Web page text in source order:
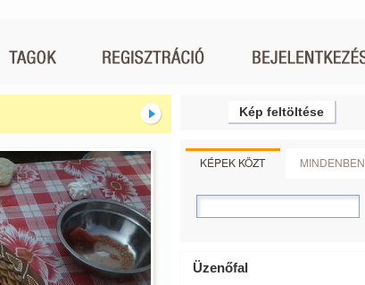
Kép feltöltése
KÉPEK KÖZT MINDENBEN
Üzenőfal